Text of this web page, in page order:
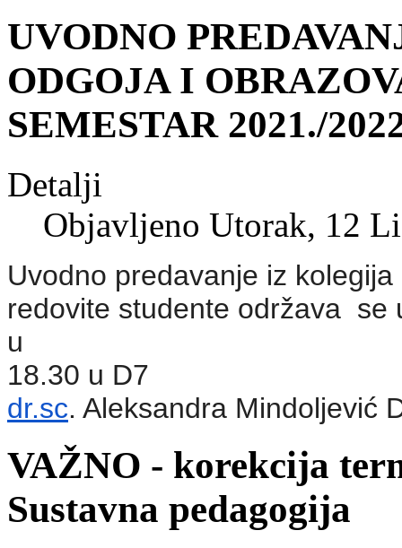
UVODNO
ODGOJA I
SEMESTAR 2021./
Detalji
Objavljeno Utorak, 12
Uvodno predavanje iz
redovite studente održava se
u
18.30 u D7
dr.sc. Aleksandra Mindoljević
VAŽNO - korekcija
Sustavna pedagogija